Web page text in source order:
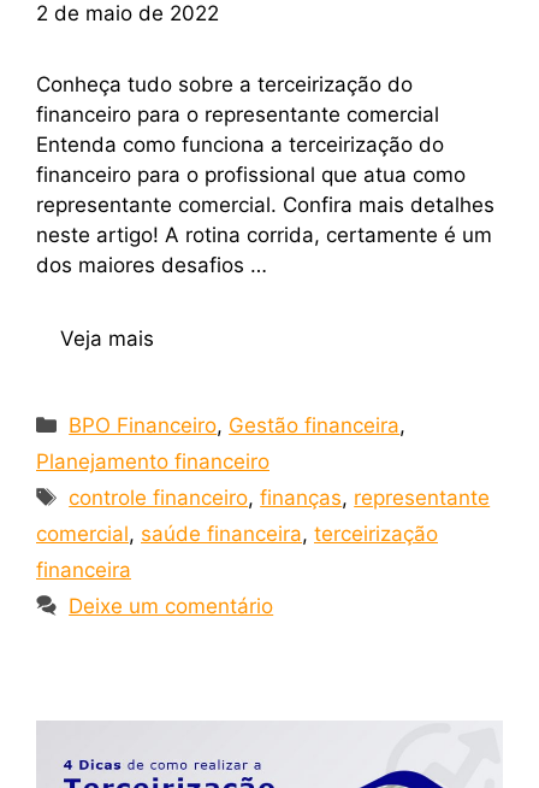
2 de maio de 2022
Conheça tudo sobre a terceirização do
financeiro para o representante comercial
Entenda como funciona a terceirização do
financeiro para o profissional que atua como
representante comercial. Confira mais detalhes
neste artigo! A rotina corrida, certamente é um
dos maiores desafios …
Veja mais
BPO Financeiro, Gestão financeira,
Planejamento financeiro
controle financeiro,finanças, representante
comercial, saúde financeira, terceirização
financeira
Deixe um comentário